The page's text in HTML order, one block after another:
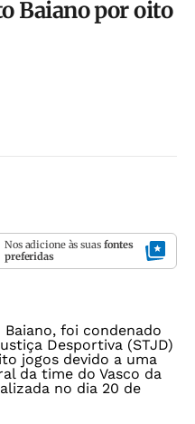
Baiano por oito
Nos adicione às suas fontes
preferidas
foi condenado
Desportiva (STJD)
jogos devido a uma
da time do Vasco da
no dia 20 de